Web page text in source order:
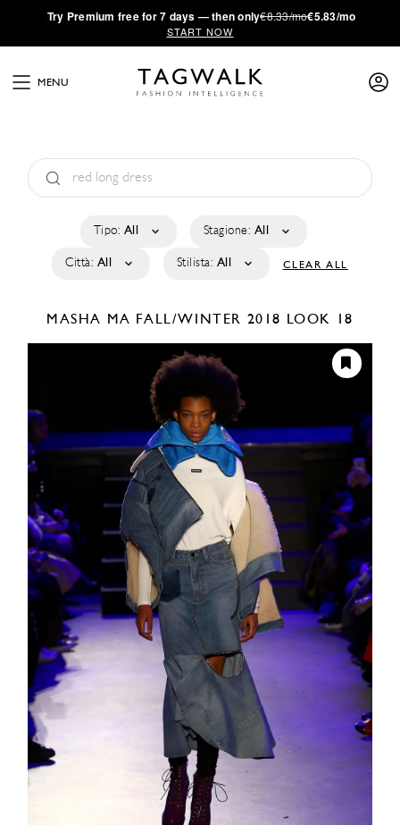
·Try Premium free for 7 days — then only€8.33/mo€5.83/mo
START NOW
MENU
Tipo: All Stagione: All
Città: All Stilista: All CLEAR ALL
MASHA MA FALL/WINTER 2018 LOOK 18